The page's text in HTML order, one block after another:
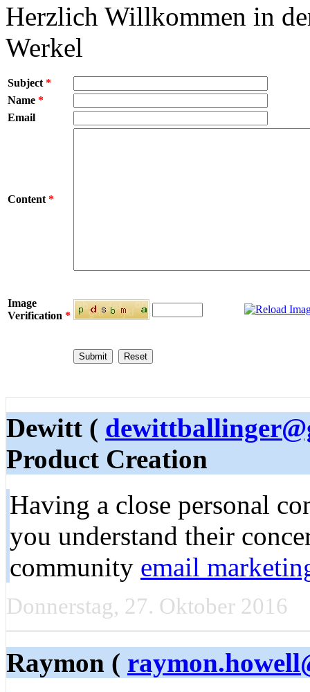
Herzlich Willkommen in
Werkel
Subject *
Name *
Email
Content *
Image
Verification *
Dewitt (
Product Creation
Having a close personal
you understand their
community email
Donnerstag, 27. Oktober 2016
Raymon (